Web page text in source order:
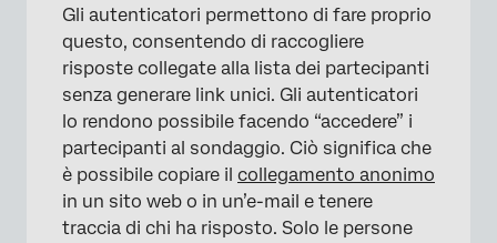
Gli autenticatori permettono di fare proprio
questo, consentendo di raccogliere
risposte collegate alla lista dei partecipanti
senza generare link unici. Gli autenticatori
lo rendono possibile facendo “accedere” i
partecipanti al sondaggio. Ciò significa che
è possibile copiare il collegamento anonimo
in un sito web o in un’e-mail e tenere
traccia di chi ha risposto. Solo le persone